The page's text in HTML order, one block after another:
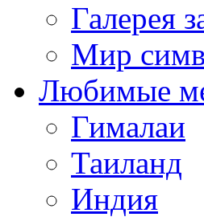
Галерея
Мир
Любимые
Гималаи
Таиланд
Индия